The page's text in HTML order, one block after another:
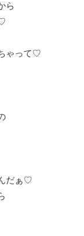
ら
ゃって♡
だぁ♡